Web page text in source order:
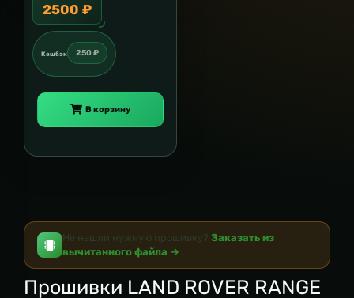
2500 ₽
Кешбэк 250 ₽
В корзину
Не нашли нужную прошивку? Заказать из
вычитанного файла →
Прошивки LAND ROVER RANGE